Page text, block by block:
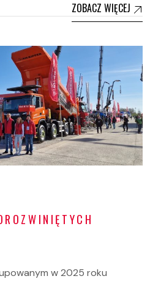
ZOBACZ WIĘCEJ
w 2025 roku